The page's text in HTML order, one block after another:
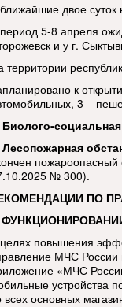
двое
5-8 апреля
и у г.
территории
к
3 –
Биолого-
Лесопожарная
пожароопасный
№ 300).
ПО
повышения
МЧС России
«МЧС
устройства
всех основных